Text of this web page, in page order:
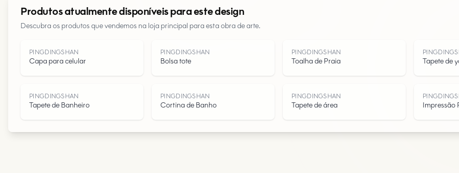
Produtos atualmente disponíveis para este design
Descubra os produtos que vendemos na loja principal para esta obra de arte.
PINGDINGSHAN
Capa para celular
PINGDINGSHAN
Bolsa tote
PINGDINGSHAN
Toalha de Praia Tapete de
PINGDINGSHAN
Tapete de Banheiro
PINGDINGSHAN
Cortina de Banho
PINGDINGSHAN
Tapete de área Impressão